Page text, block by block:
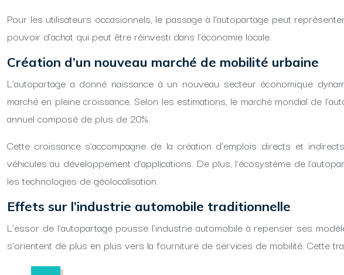
Pour les utilisateurs occasionnels, le passage à l’autopartage peut
pouvoir d’achat qui peut être réinvesti dans l’économie locale.
Création d’un nouveau marché de mobilité urbaine
L’autopartage a donné naissance à un nouveau secteur économique
marché en pleine croissance. Selon les estimations, le marché mondial de
annuel composé de plus de 20%.
Cette croissance s’accompagne de la création d’emplois directs et
véhicules au développement d’applications. De plus, l’écosystème de
les technologies de géolocalisation.
Effets sur l’industrie automobile traditionnelle
L’essor de l’autopartage pousse l’industrie automobile à repenser ses
s’orientent de plus en plus vers la fourniture de services de mobilité. Cette